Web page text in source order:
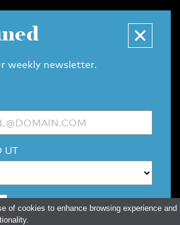
REDACTIESTATUUT/EDITORIAL STATUTE
weekly newsletter.
UT
of cookies to enhance browsing experience and